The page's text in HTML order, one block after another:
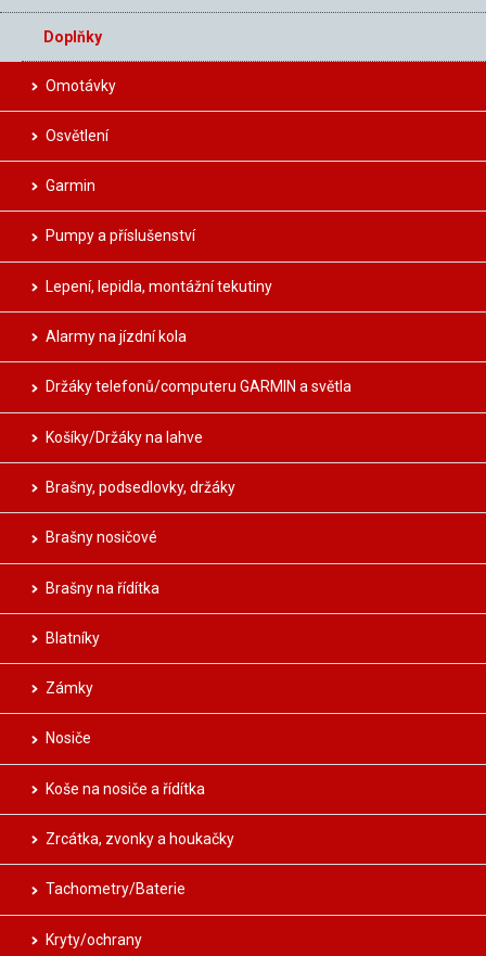
Doplňky
Omotávky
Osvětlení
Garmin
Pumpy a příslušenství
Lepení, lepidla, montážní tekutiny
Alarmy na jízdní kola
Držáky telefonů/computeru GARMIN a světla
Košíky/Držáky na lahve
Brašny, podsedlovky, držáky
Brašny nosičové
Brašny na řídítka
Blatníky
Zámky
Nosiče
Koše na nosiče a řídítka
Zrcátka, zvonky a houkačky
Tachometry/Baterie
Kryty/ochrany